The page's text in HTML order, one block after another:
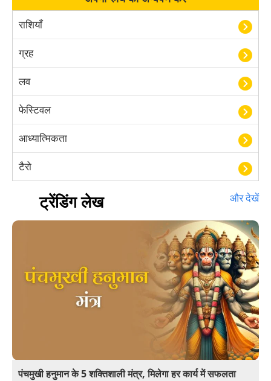
राशियाँ
ग्रह
लव
फेस्टिवल
आध्यात्मिकता
टैरो
हस्तरेखा शास्त्र
बॉलीवुड
खेल
ट्रेंडिंग लेख और देखें
पंचमुखी हनुमान के 5 शक्तिशाली मंत्र, मिलेगा हर कार्य में सफलता